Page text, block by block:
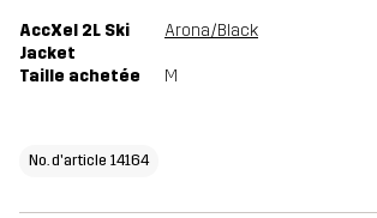
AccXel 2L Ski
Jacket
Arona/Black
Taille achetée M
No. d'article 14164